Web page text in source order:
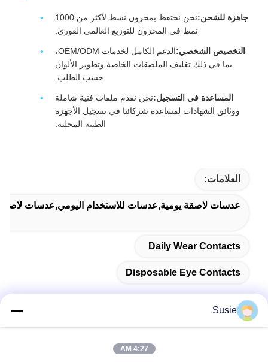
جاهزة للشحن:
نحن نحتفظ بمخزون نشط لأكثر من 1000
نمط في المخزون للتوزيع العالمي الفوري.
التخصيص الشخصي:
الدعم الكامل لخدمات OEM/ODM،
بما في ذلك تغليف الملصقات الخاصة وتطوير الألوان
حسب الطلب.
المساعدة في التسجيل:نحن نقدم ملفات فنية شاملة
ووثائق الشهادات لمساعدة شركائنا في تسجيل الأجهزة
الطبية المحلية.
العلامات:
عدسات لاصقة يومية,عدسات للاستخدام اليومي,عدسات لاصقة
Daily Wear Contacts
Disposable Eye Contacts
Susie
4:27 AM